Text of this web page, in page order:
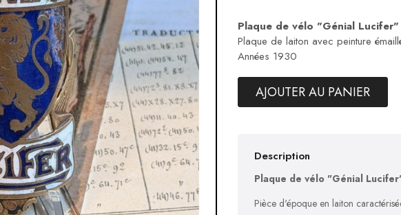
Plaque de vélo "Génial
Plaque de laiton avec peinture
Années 1930
AJOUTER AU PANIER
Description
Plaque de vélo "Génial
Pièce d'époque en laiton